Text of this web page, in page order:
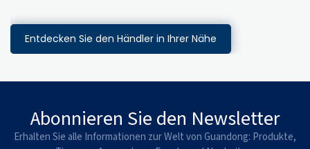
Entdecken Sie den Händler in Ihrer Nähe
Abonnieren Sie den Newsletter
Erhalten Sie alle Informationen zur Welt von Guandong: Produkte,